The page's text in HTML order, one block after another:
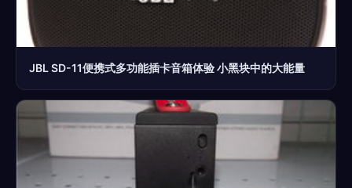
JBL SD-11便携式多功能插卡音箱体验 小黑块中的大能量